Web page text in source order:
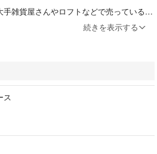
手雑貨屋さんやロフトなどで売っているか
わってましたがデザインは変わってないよ
買い物いただくとお値引きもできます
#UVカット #遮光 #UPF50 #未開
ス #美容 #日焼け止め #ワンピース #
ベージュ #ミリタリー #髪 #帽子 #日傘
続きを表示する
ス